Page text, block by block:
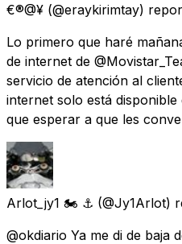
€®@¥ (@eraykirimtay)
Lo primero que haré
de internet de
servicio de atención al
internet solo está disponible
que esperar a que les
Arlot_jy1 🏍 ⚓️ (@Jy1Arlot)
@okdiario Ya me di de baja